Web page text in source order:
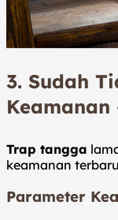
3. Sudah
Trap tangga
keamanan
Parameter